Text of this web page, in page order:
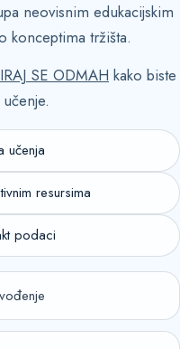
neovisnim edukacijskim
konceptima tržišta.
SE ODMAH kako biste
učenja
resursima
podaci